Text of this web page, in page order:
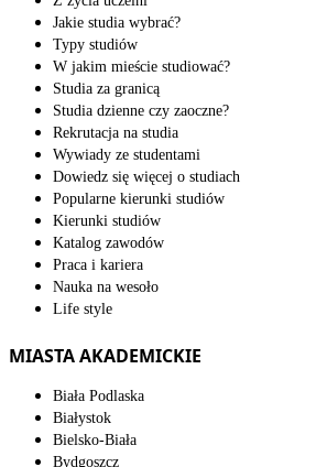
Jakie studia wybrać?
Typy studiów
W jakim mieście studiować?
Studia za granicą
Studia dzienne czy zaoczne?
Rekrutacja na studia
Wywiady ze studentami
Dowiedz się więcej o studiach
Popularne kierunki studiów
Kierunki studiów
Katalog zawodów
Praca i kariera
Nauka na wesoło
Life style
MIASTA AKADEMICKIE
Biała Podlaska
Białystok
Bielsko-Biała
Bydgoszcz